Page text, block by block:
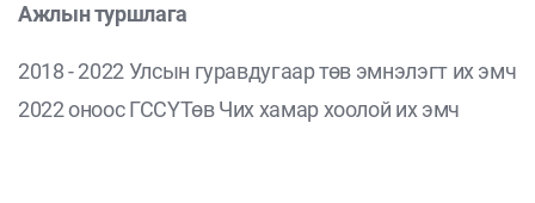
Ажлын туршлага
2018 - 2022 Улсын гуравдугаар төв эмнэлэгт их эмч
2022 оноос ГССҮТөв Чих хамар хоолой их эмч